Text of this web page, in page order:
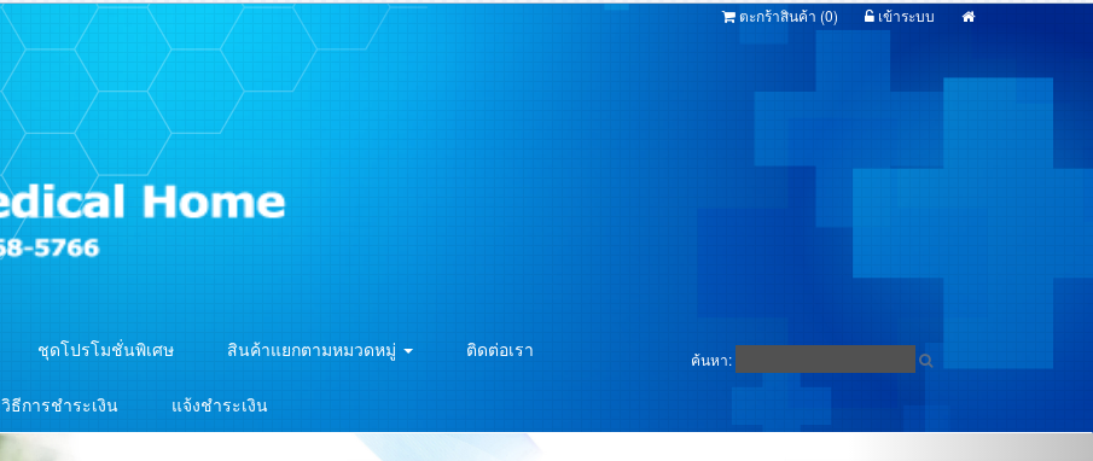
เข้าระบบ
ตะกร้าสินค้า (0)
ชุดโปรโมชั่นพิเศษ สินค้าแยกตามหมวดหมู่ ติดต่อเรา
วิธีการชำระเงิน แจ้งชำระเงิน
ค้นหา: